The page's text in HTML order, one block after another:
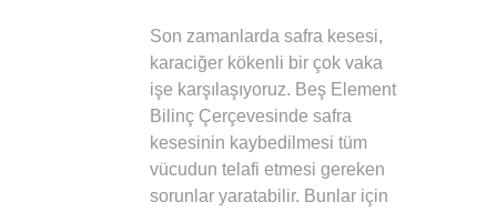
Son zamanlarda safra kesesi,
karaciğer kökenli bir çok vaka
işe karşılaşıyoruz. Beş Element
Bilinç Çerçevesinde safra
kesesinin kaybedilmesi tüm
vücudun telafi etmesi gereken
sorunlar yaratabilir. Bunlar için